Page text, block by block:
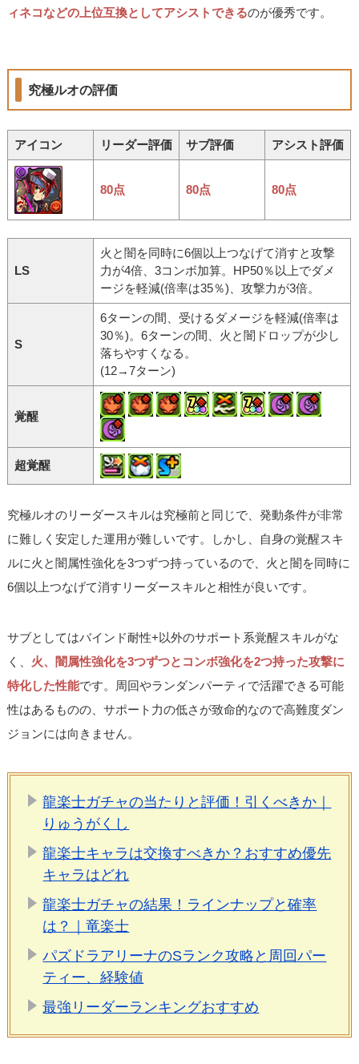
ィネコなどの上位互換としてアシストできるのが優秀です。
究極ルオの評価
アイコン リーダー評価 サブ評価 アシスト評価
80点 80点 80点
LS
火と闇を同時に6個以上つなげて消すと攻撃
力が4倍、3コンボ加算。HP50％以上でダメ
ージを軽減(倍率は35％)、攻撃力が3倍。
S
6ターンの間、受けるダメージを軽減(倍率は
30％)。6ターンの間、火と闇ドロップが少し
落ちやすくなる。
(12→7ターン)
覚醒
超覚醒
究極ルオのリーダースキルは究極前と同じで、発動条件が非常
に難しく安定した運用が難しいです。しかし、自身の覚醒スキ
ルに火と闇属性強化を3つずつ持っているので、火と闇を同時に
6個以上つなげて消すリーダースキルと相性が良いです。
サブとしてはバインド耐性+以外のサポート系覚醒スキルがな
く、 火、闇属性強化を3つずつとコンボ強化を2つ持った攻撃に
特化した性能です。周回やランダンパーティで活躍できる可能
性はあるものの、サポート力の低さが致命的なので高難度ダン
ジョンには向きません。
龍楽士ガチャの当たりと評価！引くべきか｜
りゅうがくし
龍楽士キャラは交換すべきか？おすすめ優先
キャラはどれ
龍楽士ガチャの結果！ラインナップと確率
は？｜竜楽士
パズドラアリーナのSランク攻略と周回パー
ティー、経験値
最強リーダーランキングおすすめ